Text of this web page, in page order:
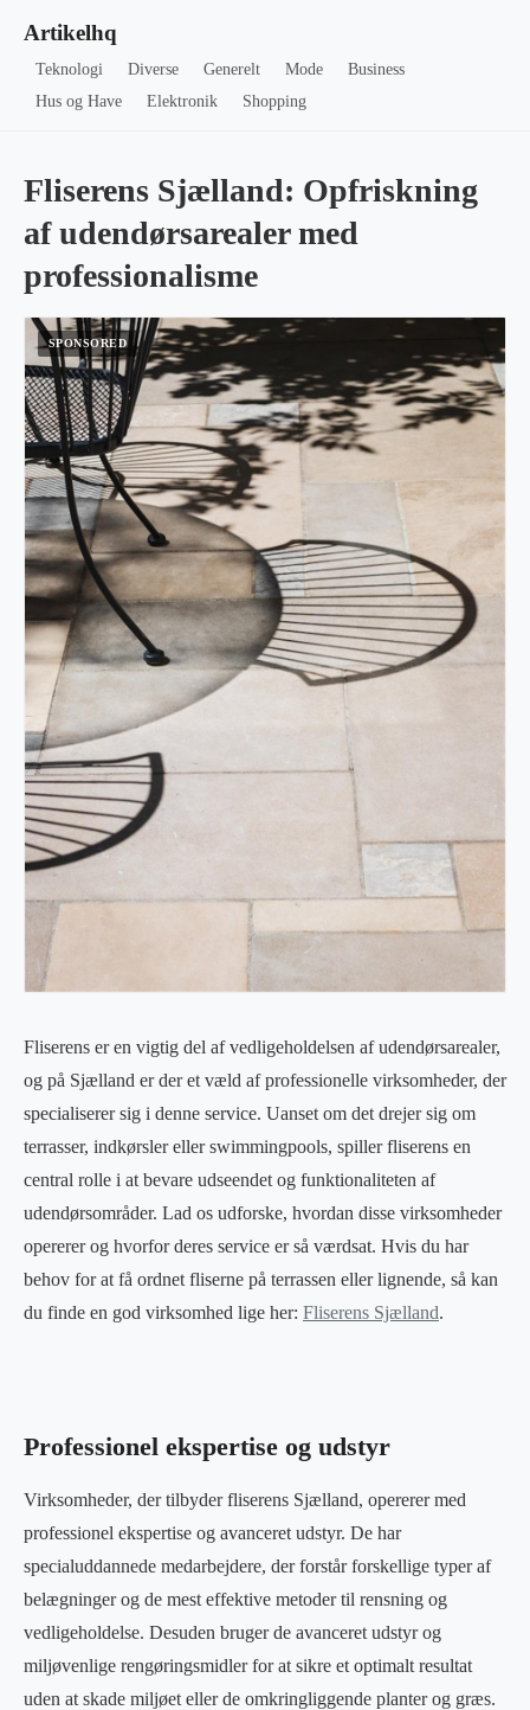
Artikelhq
Teknologi Diverse Generelt Mode
Business
Hus og Have
Elektronik Shopping
Fliserens Sjælland: Opfriskning
af udendørsarealer med
professionalisme
Fliserens er en vigtig del af vedligeholdelsen af udendørsarealer,
og på Sjælland er der et væld af professionelle virksomheder, der
specialiserer sig i denne service. Uanset om det drejer sig om
terrasser, indkørsler eller swimmingpools, spiller fliserens en
central rolle i at bevare udseendet og funktionaliteten af
udendørsområder. Lad os udforske, hvordan disse virksomheder
opererer og hvorfor deres service er så værdsat. Hvis du har
behov for at få ordnet fliserne på terrassen eller lignende, så kan
du finde en god virksomhed lige her: Fliserens Sjælland.
Professionel ekspertise og udstyr
Virksomheder, der tilbyder fliserens Sjælland, opererer med
professionel ekspertise og avanceret udstyr. De har
specialuddannede medarbejdere, der forstår forskellige typer af
belægninger og de mest effektive metoder til rensning og
vedligeholdelse. Desuden bruger de avanceret udstyr og
miljøvenlige rengøringsmidler for at sikre et optimalt resultat
uden at skade miljøet eller de omkringliggende planter og græs.